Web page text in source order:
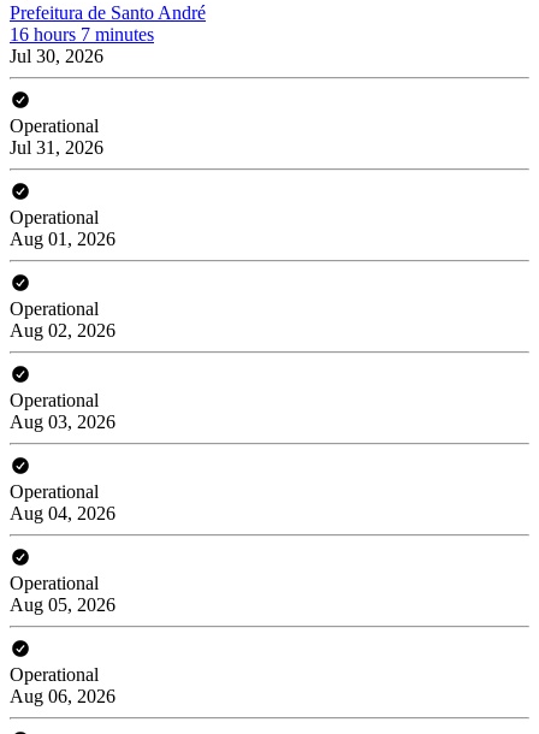
Prefeitura de Santo André
16 hours 7 minutes
Jul 30, 2026
Operational
Jul 31, 2026
Operational
Aug 01, 2026
Operational
Aug 02, 2026
Operational
Aug 03, 2026
Operational
Aug 04, 2026
Operational
Aug 05, 2026
Operational
Aug 06, 2026